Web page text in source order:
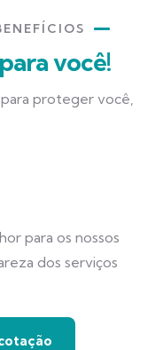
você!
proteger você,
para os nossos
dos serviços